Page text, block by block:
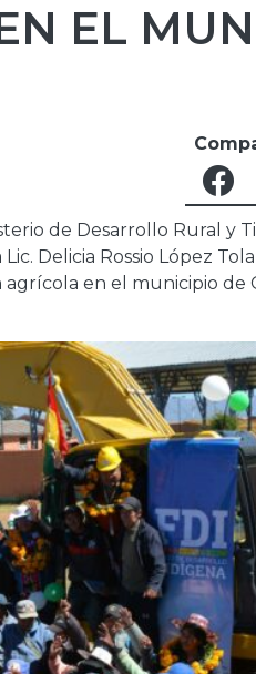
EL
de Desarrollo Rural y
Delicia Rossio López
en el municipio de